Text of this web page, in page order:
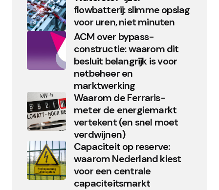
flowbatterij: slimme opslag
voor uren, niet minuten
ACM over bypass-
constructie: waarom dit
besluit belangrijk is voor
netbeheer en
marktwerking
Waarom de Ferraris-
meter de energiemarkt
vertekent (en snel moet
verdwijnen)
Capaciteit op reserve:
waarom Nederland kiest
voor een centrale
capaciteitsmarkt